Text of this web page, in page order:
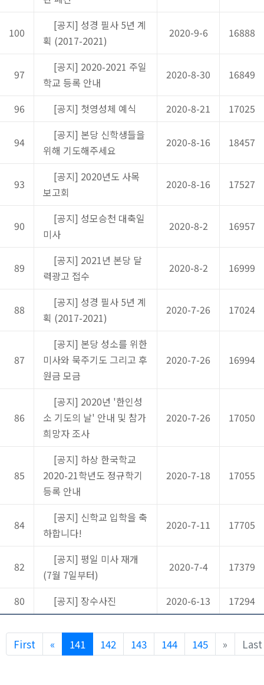
100
[공지] 성경 필사 5년 계
획 (2017-2021)
2020-9-6 16888
97
[공지] 2020-2021 주일
학교 등록 안내
2020-8-30 16849
96 [공지] 첫영성체 예식 2020-8-21 17025
94
[공지] 본당 신학생들을
위해 기도해주세요
2020-8-16 18457
93
[공지] 2020년도 사목
보고회
2020-8-16 17527
90
[공지] 성모승천 대축일
미사
2020-8-2 16957
89
[공지] 2021년 본당 달
력광고 접수
2020-8-2 16999
88
[공지] 성경 필사 5년 계
획 (2017-2021)
2020-7-26 17024
87
[공지] 본당 성소를 위한
미사와 묵주기도 그리고 후
원금 모금
2020-7-26 16994
86
[공지] 2020년 '한인성
소 기도의 날' 안내 및 참가
희망자 조사
2020-7-26 17050
85
[공지] 하상 한국학교
2020-21학년도 정규학기
등록 안내
2020-7-18 17055
84
[공지] 신학교 입학을 축
하합니다!
2020-7-11 17705
82
[공지] 평일 미사 재개
(7월 7일부터)
2020-7-4 17379
80 [공지] 장수사진 2020-6-13 17294
First « Previous
141 142 143 144 145 » NextLast